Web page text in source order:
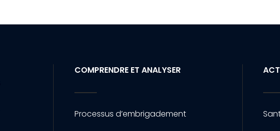
COMPRENDRE ET ANALYSER
Processus d’embrigadement